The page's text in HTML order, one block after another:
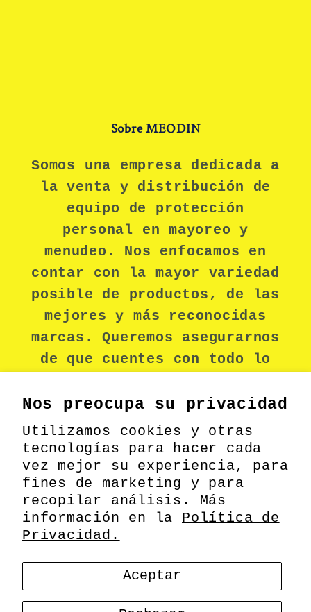
Nos preocupa su privacidad
Utilizamos cookies y otras
tecnologías para hacer cada
vez mejor su experiencia, para
fines de marketing y para
recopilar análisis. Más
información en la Política de
Privacidad.
Aceptar
Sobre MEODIN
Somos una empresa dedicada a
la venta y distribución de
equipo de protección
personal en mayoreo y
menudeo. Nos enfocamos en
contar con la mayor variedad
posible de productos, de las
mejores y más reconocidas
marcas. Queremos asegurarnos
de que cuentes con todo lo
seguro durante tu jornada
laboral.
Facebook
de
pago
Información de contacto